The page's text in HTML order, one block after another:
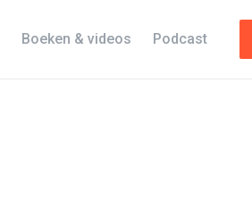
Boeken & videos Podcast